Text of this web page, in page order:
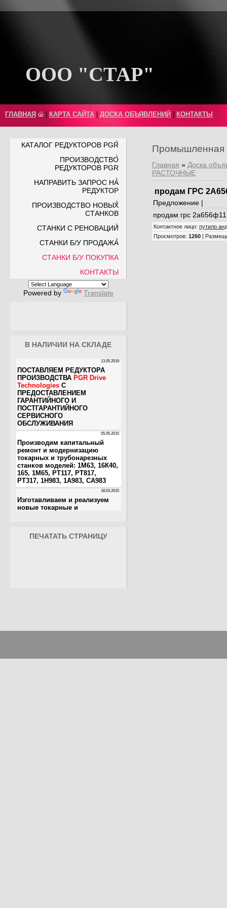
ООО "СТАР"
ГЛАВНАЯ КАРТА САЙТА ДОСКА ОБЪЯВЛЕНИЙ КОНТАКТЫ
КАТАЛОГ РЕДУКТОРОВ PGR
ПРОИЗВОДСТВО
РЕДУКТОРОВ PGR
НАПРАВИТЬ ЗАПРОС НА
РЕДУКТОР
ПРОИЗВОДСТВО НОВЫХ
СТАНКОВ
СТАНКИ С РЕНОВАЦИИ
СТАНКИ Б/У ПРОДАЖА
СТАНКИ Б/У ПОКУПКА
КОНТАКТЫ
Powered by Translate
В НАЛИЧИИ НА СКЛАДЕ
ПЕЧАТАТЬ СТРАНИЦУ
Промышленная
Главная » Доска
РАСТОЧНЫЕ
продам ГРС
Предложение |
продам грс 2а656ф11
Контактное лицо: путило
Просмотров: 1260